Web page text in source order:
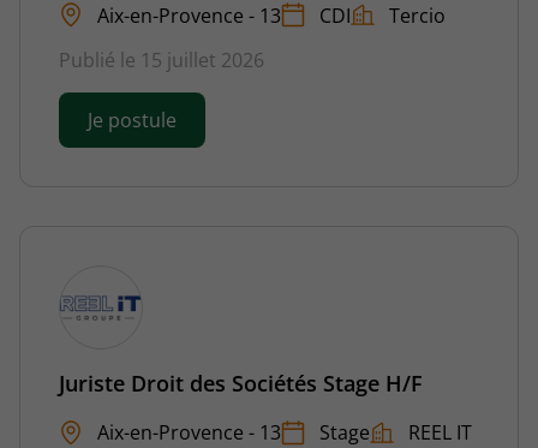
Aix-en-Provence - 13 CDI
Tercio
Publié le 15 juillet 2026
Je postule
Juriste Droit des Sociétés Stage H/F
Aix-en-Provence - 13 Stage
REEL IT